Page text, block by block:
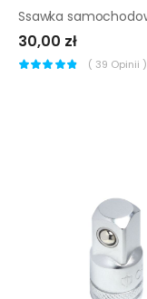
30,00 zł
( 39 Opinii )